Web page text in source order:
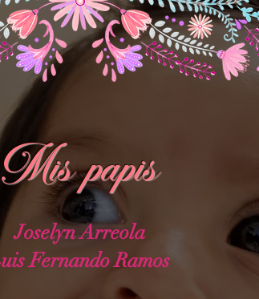
Mis papis
Joselyn Arreola
Fernando Ramos